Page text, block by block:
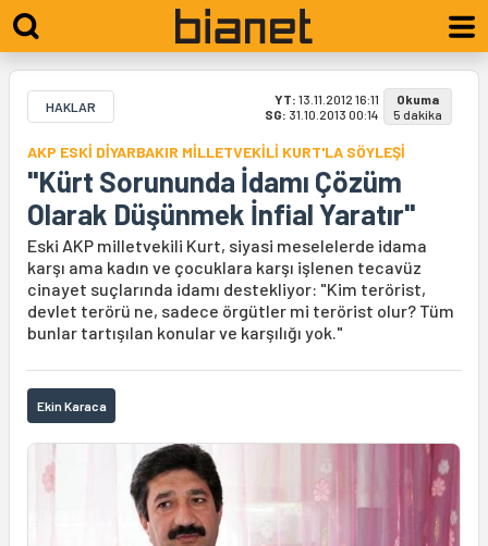
HAKLAR YT: 13.11.2012 16:11
SG: 31.10.2013 00:14
Okuma
5 dakika
AKP ESKİ DİYARBAKIR MİLLETVEKİLİ KURT'LA SÖYLEŞİ
"Kürt Sorununda İdamı Çözüm
Olarak Düşünmek İnfial Yaratır"
Eski AKP milletvekili Kurt, siyasi meselelerde idama
karşı ama kadın ve çocuklara karşı işlenen tecavüz
cinayet suçlarında idamı destekliyor: "Kim terörist,
devlet terörü ne, sadece örgütler mi terörist olur? Tüm
bunlar tartışılan konular ve karşılığı yok."
Ekin Karaca